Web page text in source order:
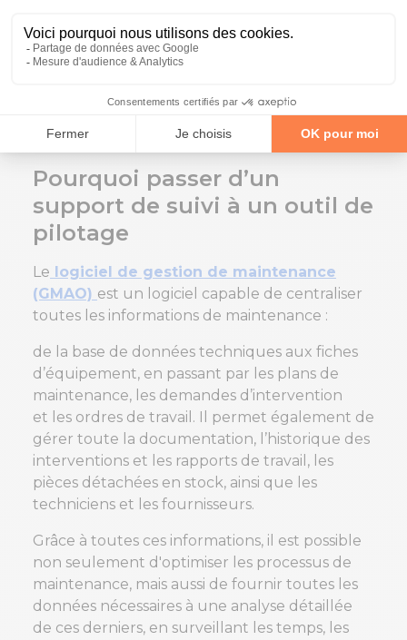
Du support papier à un
logiciel de gestion de
maintenance (GMAO)
Pourquoi passer d’un
support de suivi à un outil de
pilotage
Le logiciel de gestion de maintenance
(GMAO) est un logiciel capable de centraliser
toutes les informations de maintenance :
de la base de données techniques aux fiches
d’équipement, en passant par les plans de
maintenance, les demandes d’intervention
et les ordres de travail. Il permet également de
gérer toute la documentation, l’historique des
interventions et les rapports de travail, les
pièces détachées en stock, ainsi que les
techniciens et les fournisseurs.
Grâce à toutes ces informations, il est possible
non seulement d'optimiser les processus de
maintenance, mais aussi de fournir toutes les
données nécessaires à une analyse détaillée
de ces derniers, en surveillant les temps, les